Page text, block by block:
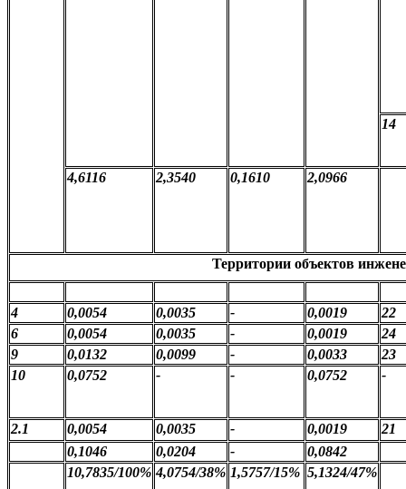
14
4,6116 2,3540 0,1610 2,0966
Территории объектов
4 0,0054 0,0035 - 0,0019
22
6
0,0054 0,0035 - 0,0019
24
9
0,0132 0,0099 - 0,0033
23
10
0,0752 - - 0,0752 -
2.1 0,0054 0,0035 - 0,0019
21
0,1046
0,0204 -
0,0842
10,7835/100% 4,0754/38% 1,5757/15% 5,1324/47%